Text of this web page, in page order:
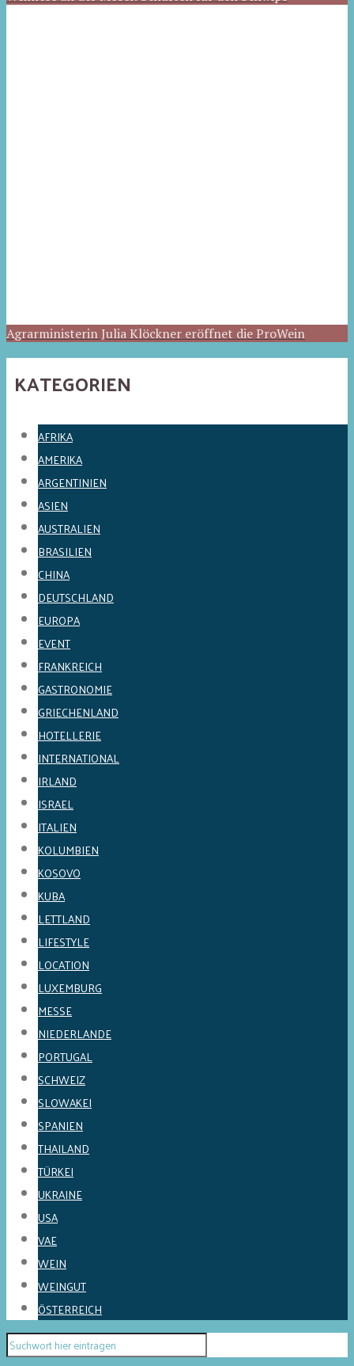
Agrarministerin Julia Klöckner eröffnet die ProWein
KATEGORIEN
AFRIKA
AMERIKA
ARGENTINIEN
ASIEN
AUSTRALIEN
BRASILIEN
CHINA
DEUTSCHLAND
EUROPA
EVENT
FRANKREICH
GASTRONOMIE
GRIECHENLAND
HOTELLERIE
INTERNATIONAL
IRLAND
ISRAEL
ITALIEN
KOLUMBIEN
KOSOVO
KUBA
LETTLAND
LIFESTYLE
LOCATION
LUXEMBURG
MESSE
NIEDERLANDE
PORTUGAL
SCHWEIZ
SLOWAKEI
SPANIEN
THAILAND
TÜRKEI
UKRAINE
USA
VAE
WEIN
WEINGUT
ÖSTERREICH